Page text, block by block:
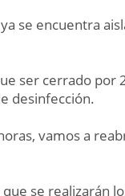
se encuentra
ser cerrado por
desinfección.
vamos a
se realizarán